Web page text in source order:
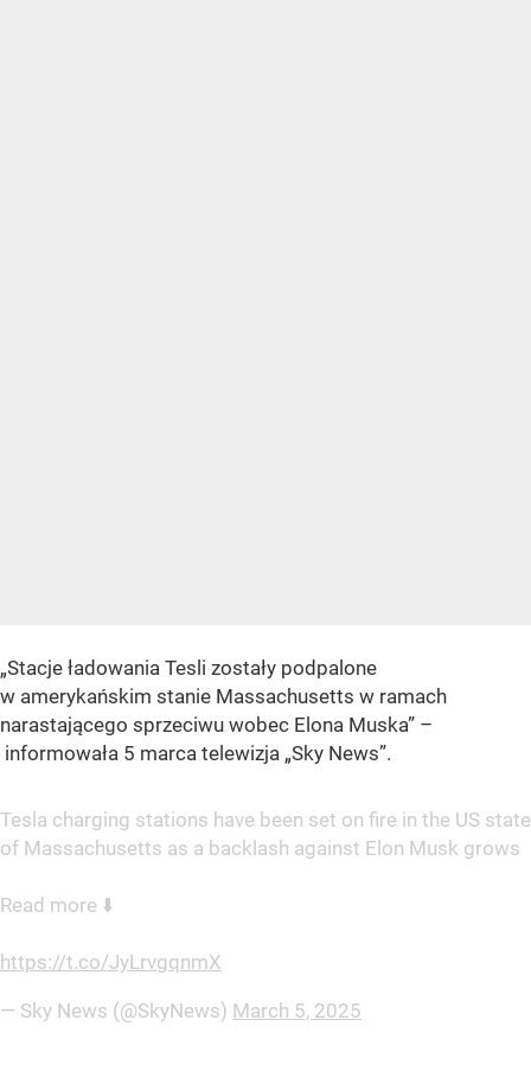
„Stacje ładowania Tesli zostały podpalone
w amerykańskim stanie Massachusetts w ramach
narastającego sprzeciwu wobec Elona Muska” –
informowała 5 marca telewizja „Sky News”.
Tesla charging stations have been set on fire in the US state
of Massachusetts as a backlash against Elon Musk grows
Read more ⬇️
https://t.co/JyLrvgqnmX
— Sky News (@SkyNews) March 5, 2025